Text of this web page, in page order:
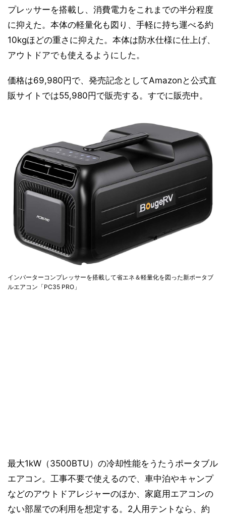
プレッサーを搭載し、消費電力をこれまでの半分程度
に抑えた。本体の軽量化も図り、手軽に持ち運べる約
10kgほどの重さに抑えた。本体は防水仕様に仕上げ、
アウトドアでも使えるようにした。
価格は69,980円で、発売記念としてAmazonと公式直
販サイトでは55,980円で販売する。すでに販売中。
インバーターコンプレッサーを搭載して省エネ＆軽量化を図った新ポータブ
ルエアコン「PC35 PRO」
最大1kW（3500BTU）の冷却性能をうたうポータブル
エアコン。工事不要で使えるので、車中泊やキャンプ
などのアウトドアレジャーのほか、家庭用エアコンの
ない部屋での利用を想定する。2人用テントなら、約